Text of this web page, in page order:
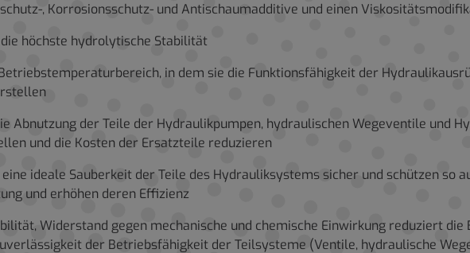
, Korrosionsschutz- und Antischaumadditive und einen
höchste hydrolytische Stabilität
in dem sie die Funktionsfähigkeit der
Abnutzung der Teile der Hydraulikpumpen, hydraulischen Wegeventile und
und die Kosten der Ersatzteile reduzieren
ideale Sauberkeit der Teile des Hydrauliksystems sicher und schützen so
und erhöhen deren Effizienz
Widerstand gegen mechanische und chemische Einwirkung reduziert
der Betriebsfähigkeit der Teilsysteme (Ventile, hydraulische